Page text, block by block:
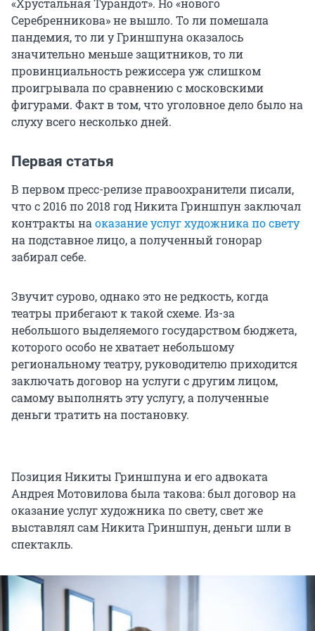
«Хрустальная Турандот». Но «нового
Серебренникова» не вышло. То ли помешала
пандемия, то ли у Гриншпуна оказалось
значительно меньше защитников, то ли
провинциальность режиссера уж слишком
проигрывала по сравнению с московскими
фигурами. Факт в том, что уголовное дело было на
слуху всего несколько дней.
Первая статья
В первом пресс-релизе правоохранители писали,
что с 2016 по 2018 год Никита Гриншпун заключал
контракты наоказание услуг художника по свету
на подставное лицо, а полученный гонорар
забирал себе.
Звучит сурово, однако это не редкость, когда
театры прибегают к такой схеме. Из-за
небольшого выделяемого государством бюджета,
которого особо не хватает небольшому
региональному театру, руководителю приходится
заключать договор на услуги с другим лицом,
самому выполнять эту услугу, а полученные
деньги тратить на постановку.
Позиция Никиты Гриншпуна и его адвоката
Андрея Мотовилова была такова: был договор на
оказание услуг художника по свету, свет же
выставлял сам Никита Гриншпун, деньги шли в
спектакль.